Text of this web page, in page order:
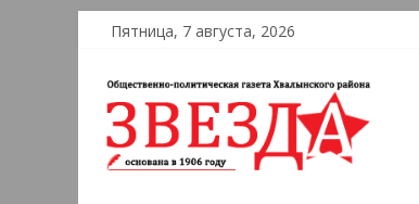
Пятница, 7 августа, 2026